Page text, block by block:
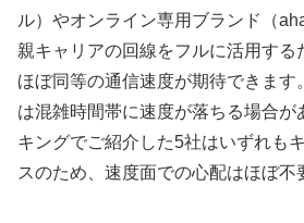
ル）やオンライン専用ブランド（
親キャリアの回線をフルに活用する
ほぼ同等の通信速度が期待できます
は混雑時間帯に速度が落ちる場合が
キングでご紹介した5社はいずれも
スのため、速度面での心配はほぼ不